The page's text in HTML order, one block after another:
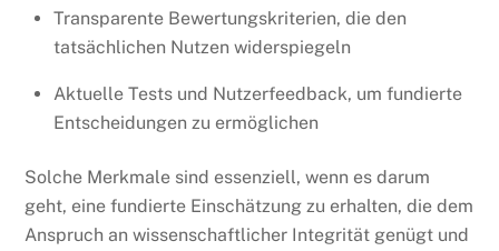
Transparente Bewertungskriterien, die den
tatsächlichen Nutzen widerspiegeln
Aktuelle Tests und Nutzerfeedback, um fundierte
Entscheidungen zu ermöglichen
Solche Merkmale sind essenziell, wenn es darum
geht, eine fundierte Einschätzung zu erhalten, die dem
Anspruch an wissenschaftlicher Integrität genügt und